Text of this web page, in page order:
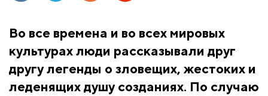
Во все времена и во всех мировых
культурах люди рассказывали друг
другу легенды о зловещих, жестоких и
леденящих душу созданиях. По случаю